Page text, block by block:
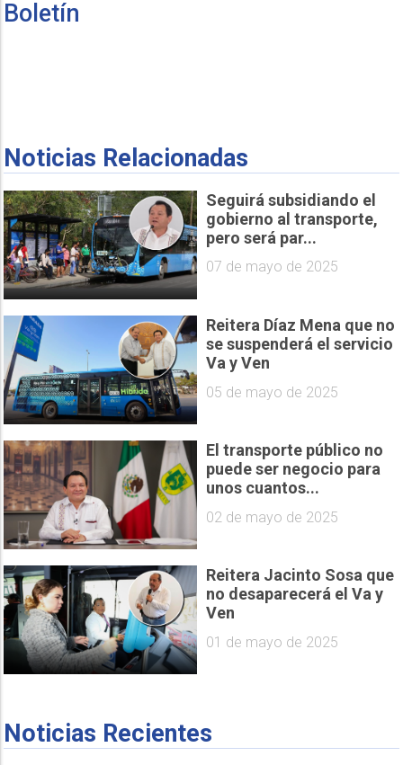
Boletín
Noticias Relacionadas
Seguirá subsidiando el
gobierno al transporte,
pero será par...
07 de mayo de 2025
Reitera Díaz Mena que no
se suspenderá el servicio
Va y Ven
05 de mayo de 2025
El transporte público no
puede ser negocio para
unos cuantos...
02 de mayo de 2025
Reitera Jacinto Sosa que
no desaparecerá el Va y
Ven
01 de mayo de 2025
Noticias Recientes